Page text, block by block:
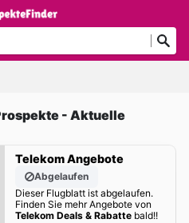
- Aktuelle
Telekom Angebote
Abgelaufen
Dieser Flugblatt ist abgelaufen.
Finden Sie mehr Angebote von
Telekom Deals & Rabattebald!!